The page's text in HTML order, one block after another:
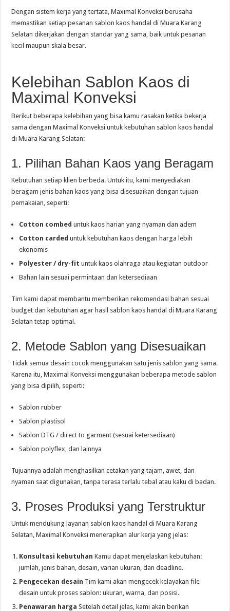
Dengan sistem kerja yang tertata, Maximal Konveksi berusaha
memastikan setiap pesanan sablon kaos handal di Muara Karang
Selatan dikerjakan dengan standar yang sama, baik untuk pesanan
kecil maupun skala besar.
Kelebihan Sablon Kaos di
Maximal Konveksi
Berikut beberapa kelebihan yang bisa kamu rasakan ketika bekerja
sama dengan Maximal Konveksi untuk kebutuhan sablon kaos handal
di Muara Karang Selatan:
1. Pilihan Bahan Kaos yang Beragam
Kebutuhan setiap klien berbeda. Untuk itu, kami menyediakan
beragam jenis bahan kaos yang bisa disesuaikan dengan tujuan
pemakaian, seperti:
Cotton combed untuk kaos harian yang nyaman dan adem
Cotton carded untuk kebutuhan kaos dengan harga lebih
ekonomis
Polyester / dry-fit untuk kaos olahraga atau kegiatan outdoor
Bahan lain sesuai permintaan dan ketersediaan
Tim kami dapat membantu memberikan rekomendasi bahan sesuai
budget dan kebutuhan agar hasil sablon kaos handal di Muara Karang
Selatan tetap optimal.
2. Metode Sablon yang Disesuaikan
Tidak semua desain cocok menggunakan satu jenis sablon yang sama.
Karena itu, Maximal Konveksi menggunakan beberapa metode sablon
yang bisa dipilih, seperti:
Sablon rubber
Sablon plastisol
Sablon DTG / direct to garment (sesuai ketersediaan)
Sablon polyflex, dan lainnya
Tujuannya adalah menghasilkan cetakan yang tajam, awet, dan
nyaman saat digunakan, tanpa terasa terlalu tebal atau kaku di badan.
3. Proses Produksi yang Terstruktur
Untuk mendukung layanan sablon kaos handal di Muara Karang
Selatan, Maximal Konveksi menerapkan alur kerja yang jelas:
Konsultasi kebutuhan Kamu dapat menjelaskan kebutuhan:
jumlah, jenis bahan, desain, varian ukuran, dan deadline.
Pengecekan desain Tim kami akan mengecek kelayakan file
desain untuk proses sablon: ukuran, warna, dan posisi.
Penawaran harga Setelah detail jelas, kami akan berikan